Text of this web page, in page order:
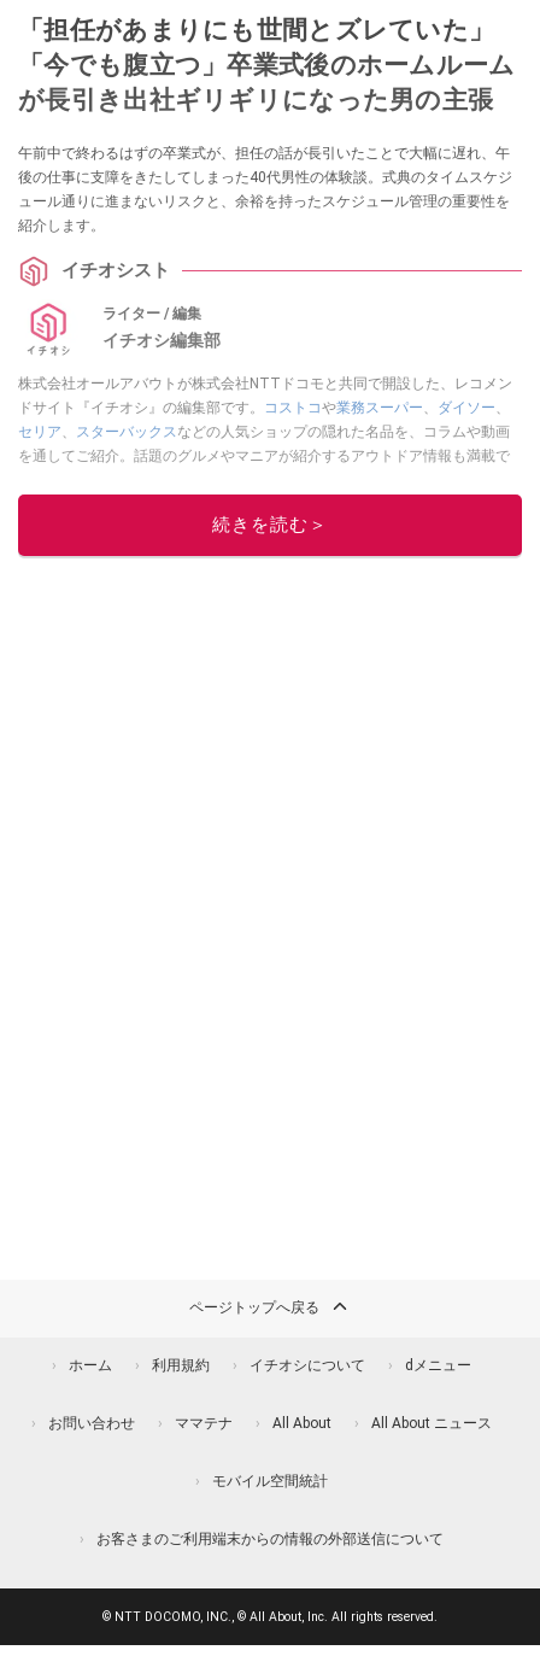
「担任があまりにも世間とズレていた」
「今でも腹立つ」卒業式後のホームルーム
が長引き出社ギリギリになった男の主張
午前中で終わるはずの卒業式が、担任の話が長引いたことで大幅に遅れ、午
後の仕事に支障をきたしてしまった40代男性の体験談。式典のタイムスケジ
ュール通りに進まないリスクと、余裕を持ったスケジュール管理の重要性を
紹介します。
イチオシスト
ライター / 編集
イチオシ編集部
株式会社オールアバウトが株式会社NTTドコモと共同で開設した、レコメン
ドサイト『イチオシ』の編集部です。
コストコや業務スーパー ダイソー
セリア
スターバックス などの人気ショップの隠れた名品を、コラムや動画
を通してご紹介。話題のグルメやマニアが紹介するアウトドア情報も満載で
レビューしています。毎日トレンド情報をお届けしているので、ぜひ
してください！続きを読む＞
ページトップへ戻る
ホーム 利用規約 イチオシについて dメニュー
お問い合わせ ママテナ All About All About ニュース
モバイル空間統計
お客さまのご利用端末からの情報の外部送信について
© NTT DOCOMO, INC., © All About, Inc. All rights reserved.